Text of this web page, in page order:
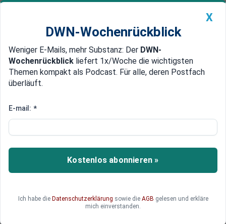
Newsticker MEIN DWN: Geldanlage Premium
Edelmetalle DWN-Magazin China
EU-Spitze weist Trump auf dem
Abkommen ist ein Abkommen“
Die Zoll-Drohungen der USA nach der Grönland-
Krise seien ein Fehler – und die Antwort der EU
verhältnismäßig“ ausfallen, sagte EU-
Kommissionspräsidentin Ursula von der Leyen in
X
DWN-Wochenrückblick
Weniger E-Mails, mehr Substanz: Der DWN-
Wochenrückblick liefert 1x/Woche die wichtigsten
Themen kompakt als Podcast. Für alle, deren Postfach
überläuft.
E-mail: *
Kostenlos abonnieren »
Ich habe die Datenschutzerklärung sowie die AGB gelesen und erkläre
mich einverstanden.